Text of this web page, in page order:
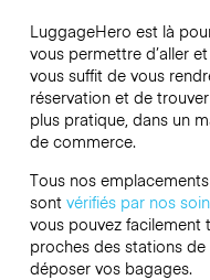
LuggageHero est là
vous permettre d’aller
vous suffit de vous
réservation et de
plus pratique, dans un
de commerce.
Tous nos
sont vérifiés par nos
vous pouvez facilement
proches des stations
déposer vos bagages.